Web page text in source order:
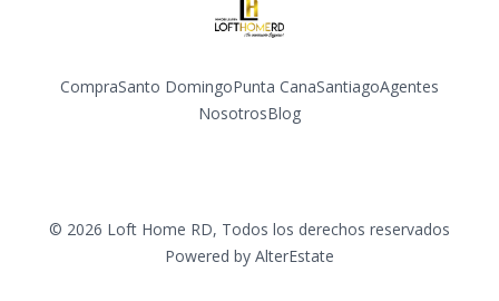
CompraSanto DomingoPunta CanaSantiagoAgentes
NosotrosBlog
© 2026 Loft Home RD, Todos los derechos reservados
Powered by AlterEstate